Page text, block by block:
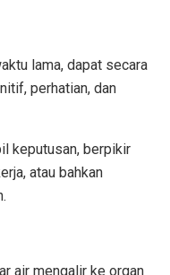
lama, dapat secara
perhatian, dan
keputusan, berpikir
atau bahkan
air mengalir ke organ